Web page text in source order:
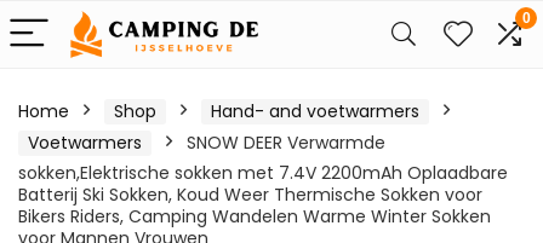
0
Home Shop
Hand- and voetwarmers
Voetwarmers
SNOW DEER Verwarmde
sokken,Elektrische sokken met 7.4V 2200mAh Oplaadbare
Batterij Ski Sokken, Koud Weer Thermische Sokken voor
Bikers Riders, Camping Wandelen Warme Winter Sokken
voor Mannen Vrouwen